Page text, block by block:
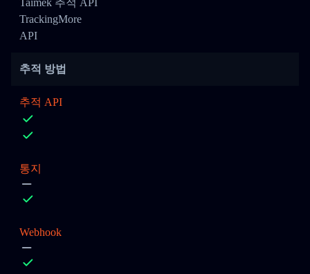
Taimek 추적 API
TrackingMore
API
추적 방법
추적 API
통지
Webhook